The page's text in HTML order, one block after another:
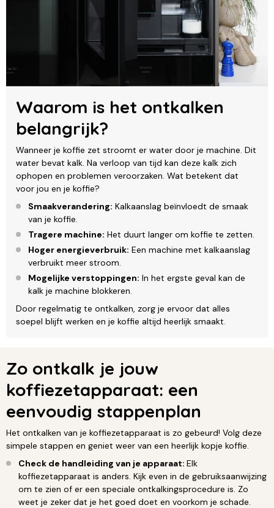
Waarom is het ontkalken
belangrijk?
Wanneer je koffie zet stroomt er water door je machine. Dit
water bevat kalk. Na verloop van tijd kan deze kalk zich
ophopen en problemen veroorzaken. Wat betekent dat
voor jou en je koffie?
Smaakverandering: Kalkaanslag beïnvloedt de smaak
van je koffie.
Tragere machine: Het duurt langer om koffie te zetten.
Hoger energieverbruik: Een machine met kalkaanslag
verbruikt meer stroom.
Mogelijke verstoppingen: In het ergste geval kan de
kalk je machine blokkeren.
Door regelmatig te ontkalken, zorg je ervoor dat alles
soepel blijft werken en je koffie altijd heerlijk smaakt.
Zo ontkalk je jouw
koffiezetapparaat: een
eenvoudig stappenplan
Het ontkalken van je koffiezetapparaat is zo gebeurd! Volg deze
simpele stappen en geniet weer van een heerlijk kopje koffie.
Check de handleiding van je apparaat: Elk
koffiezetapparaat is anders. Kijk even in de gebruiksaanwijzing
om te zien of er een speciale ontkalkingsprocedure is. Zo
weet je zeker dat je het goed doet en voorkom je schade.